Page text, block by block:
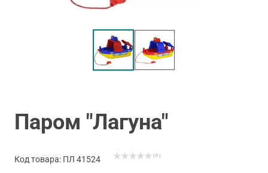
Паром "Лагуна"
Код товара: ПЛ 41524 ( 0 )